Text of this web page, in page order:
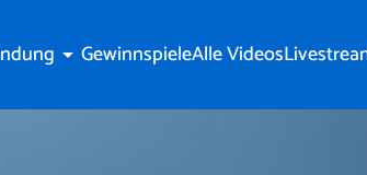
arrow_drop_down GewinnspieleAlle Videos